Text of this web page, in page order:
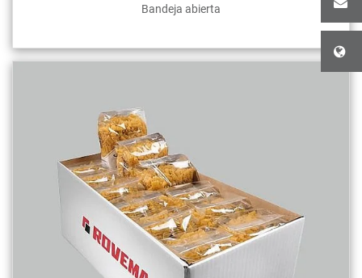
Bandeja abierta